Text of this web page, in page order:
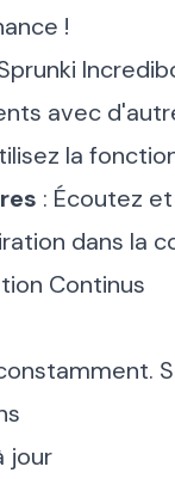
!
avec
la
: Écoutez
dans la
Continus
jour